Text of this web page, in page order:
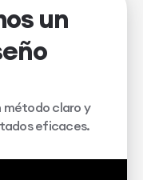
un
método claro y
eficaces.